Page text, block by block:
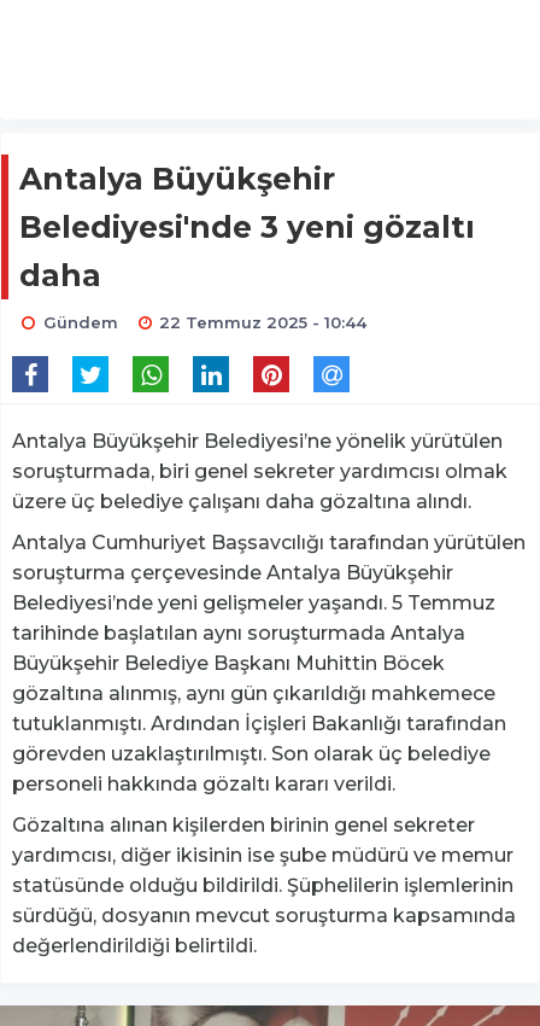
Antalya Büyükşehir
Belediyesi'nde 3 yeni gözaltı
daha
Gündem 22 Temmuz 2025 - 10:44
Antalya Büyükşehir Belediyesi’ne yönelik yürütülen
soruşturmada, biri genel sekreter yardımcısı olmak
üzere üç belediye çalışanı daha gözaltına alındı.
Antalya Cumhuriyet Başsavcılığı tarafından yürütülen
soruşturma çerçevesinde Antalya Büyükşehir
Belediyesi’nde yeni gelişmeler yaşandı. 5 Temmuz
tarihinde başlatılan aynı soruşturmada Antalya
Büyükşehir Belediye Başkanı Muhittin Böcek
gözaltına alınmış, aynı gün çıkarıldığı mahkemece
tutuklanmıştı. Ardından İçişleri Bakanlığı tarafından
görevden uzaklaştırılmıştı. Son olarak üç belediye
personeli hakkında gözaltı kararı verildi.
Gözaltına alınan kişilerden birinin genel sekreter
yardımcısı, diğer ikisinin ise şube müdürü ve memur
statüsünde olduğu bildirildi. Şüphelilerin işlemlerinin
sürdüğü, dosyanın mevcut soruşturma kapsamında
değerlendirildiği belirtildi.